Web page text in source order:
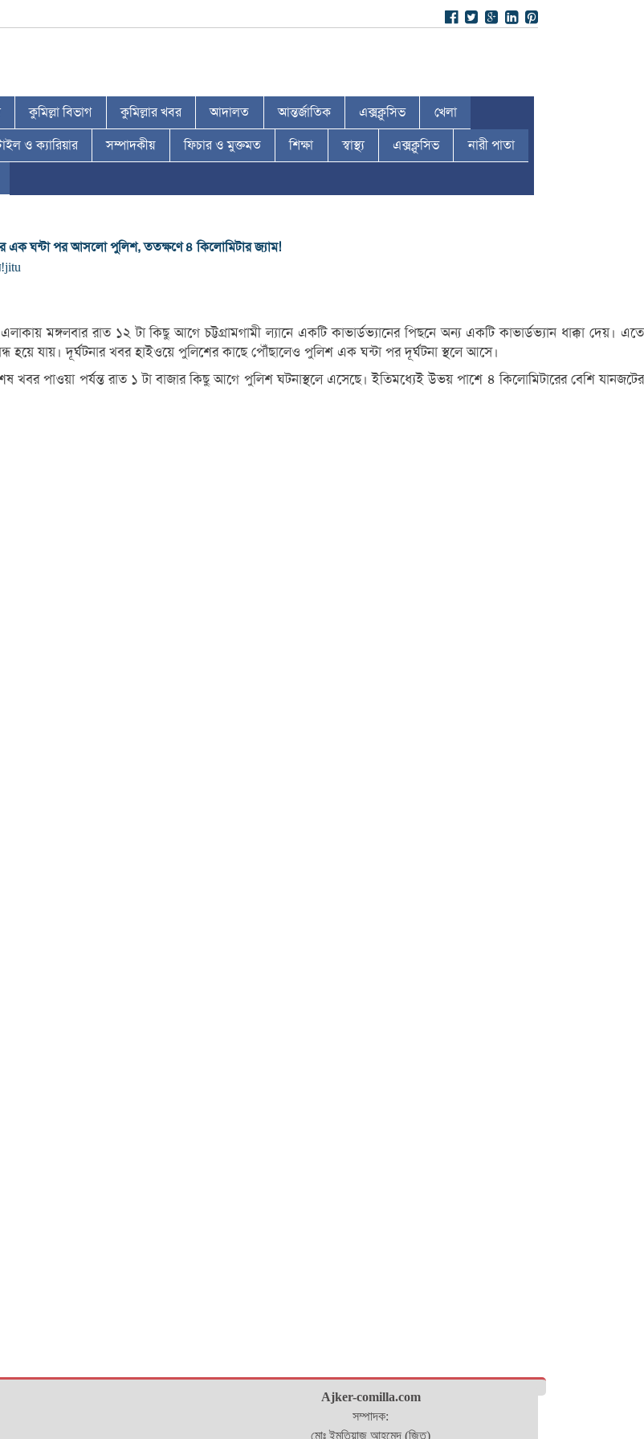
কুমিল্লা বিভাগ কুমিল্লার খবর আদালত আন্তর্জাতিক এক্সক্লুসিভ খেলা
ও ক্যারিয়ার সম্পাদকীয় ফিচার ও মুক্তমত শিক্ষা স্বাস্থ্য এক্সক্লুসিভ নারী পাতা
এক ঘন্টা পর আসলো পুলিশ, ততক্ষণে ৪ কিলোমিটার জ্যাম!
jitu
মঙ্গলবার রাত ১২ টা কিছু আগে চট্টগ্রামগামী ল্যানে একটি কাভার্ডভ্যানের পিছনে অন্য একটি কাভার্ডভ্যান ধাক্কা দেয়। এতে
যায়। দূর্ঘটনার খবর হাইওয়ে পুলিশের কাছে পৌঁছালেও পুলিশ এক ঘন্টা পর দূর্ঘটনা স্থলে আসে।
খবর পাওয়া পর্যন্ত রাত ১ টা বাজার কিছু আগে পুলিশ ঘটনাস্থলে এসেছে। ইতিমধ্যেই উভয় পাশে ৪ কিলোমিটারের বেশি যানজটের
Ajker-comilla.com
সম্পাদক:
মোঃ ইমতিয়াজ আহমেদ (জিতু)